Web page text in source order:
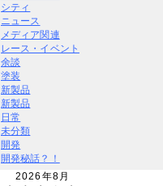
シティ
ニュース
メディア関連
レース・イベント
余談
塗装
新製品
新製品
日常
未分類
開発
開発秘話？！
2026年8月